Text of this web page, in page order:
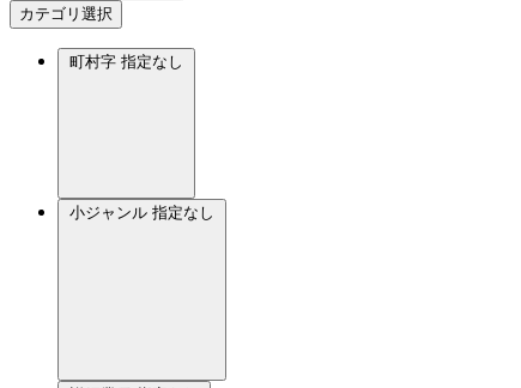
カテゴリ選択
町村字 指定なし
小ジャンル 指定なし